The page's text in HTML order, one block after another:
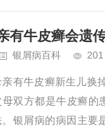
有牛皮癣会遗
银屑病百科 201
亲有牛皮癣新生儿换
母双方都是牛皮癣的
。银屑病的病因主要